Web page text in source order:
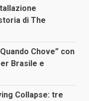
di The
Chove” con
Brasile e
Collapse: tre